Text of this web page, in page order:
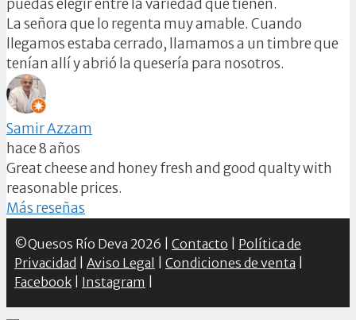
puedas elegir entre la variedad que tienen.
La señora que lo regenta muy amable. Cuando
llegamos estaba cerrado, llamamos a un timbre que
tenían allí y abrió la quesería para nosotros.
Samir Azzam
hace 8 años
Great cheese and honey fresh and good qualty with
reasonable prices.
Más reseñas
©Quesos Río Deva 2026 | Contacto
Política de
Privacidad
Aviso Legal Condiciones de venta
Facebook
Instagram